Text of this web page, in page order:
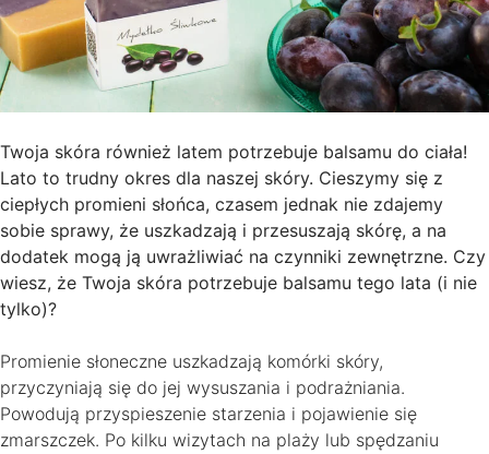
Twoja skóra również latem potrzebuje balsamu do ciała!
Lato to trudny okres dla naszej skóry. Cieszymy się z
ciepłych promieni słońca, czasem jednak nie zdajemy
sobie sprawy, że uszkadzają i przesuszają skórę, a na
dodatek mogą ją uwrażliwiać na czynniki zewnętrzne. Czy
wiesz, że Twoja skóra potrzebuje balsamu tego lata (i nie
tylko)?
Promienie słoneczne uszkadzają komórki skóry,
przyczyniają się do jej wysuszania i podrażniania.
Powodują przyspieszenie starzenia i pojawienie się
zmarszczek. Po kilku wizytach na plaży lub spędzaniu